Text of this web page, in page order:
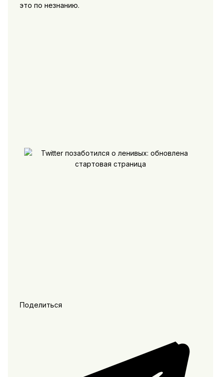
это по незнанию.
Поделиться